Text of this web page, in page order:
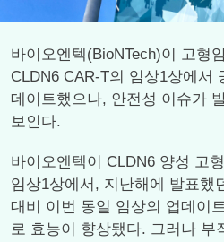
바이오엔텍(BioNTech)이 고형
CLDN6 CAR-T의 임상1상에서
데이트했으나, 안전성 이슈가
보인다.
바이오엔텍이 CLDN6 양성 고
임상1상에서, 지난해에 발표했
대비 이번 동일 임상의 업데이
로 효능이 향상됐다. 그러나 부